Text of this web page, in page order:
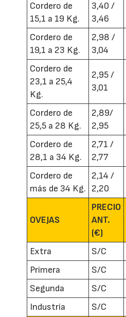
Cordero de
15,1 a 19 Kg.
3,40 /
3,46
Cordero de
19,1 a 23 Kg.
2,98 /
3,04
Cordero de
23,1 a 25,4
Kg.
2,95 /
3,01
Cordero de
25,5 a 28 Kg.
2,89/
2,95
Cordero de
28,1 a 34 Kg.
2,71 /
2,77
Cordero de
más de 34 Kg.
2,14 /
2,20
OVEJAS
PRECIO
ANT.
(€)
Extra S/C
Primera
S/C
Segunda
S/C
Industria
S/C